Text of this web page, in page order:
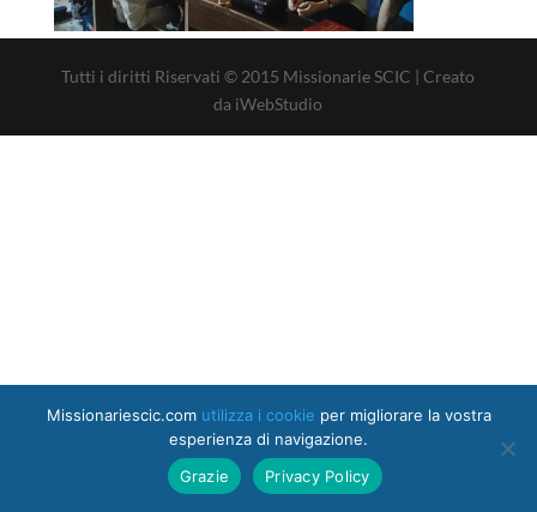
Tutti i diritti Riservati © 2015 Missionarie SCIC | Creato
da iWebStudio
Missionariescic.com utilizza i cookie per migliorare la vostra
esperienza di navigazione.
Grazie
Privacy Policy